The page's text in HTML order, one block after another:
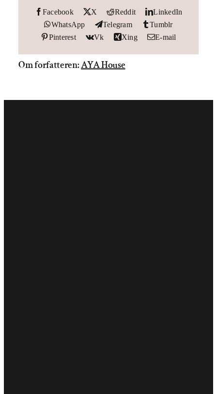
Facebook X Reddit
LinkedIn
WhatsApp
Telegram
Tumblr
Pinterest
Vk Xing E-mail
Om forfatteren:AYA House